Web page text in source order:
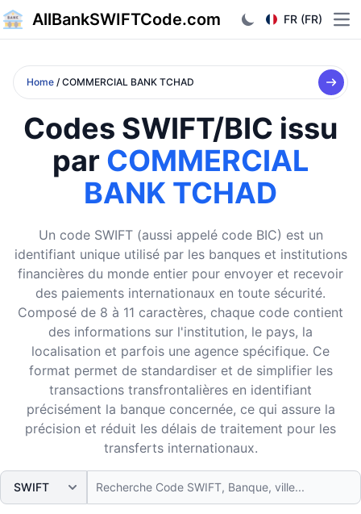
AllBankSWIFTCode.com FR (FR)
Home / COMMERCIAL BANK TCHAD
Codes SWIFT/BIC issu
par COMMERCIAL
BANK TCHAD
Un code SWIFT (aussi appelé code BIC) est un
identifiant unique utilisé par les banques et institutions
financières du monde entier pour envoyer et recevoir
des paiements internationaux en toute sécurité.
Composé de 8 à 11 caractères, chaque code contient
des informations sur l'institution, le pays, la
localisation et parfois une agence spécifique. Ce
format permet de standardiser et de simplifier les
transactions transfrontalières en identifiant
précisément la banque concernée, ce qui assure la
précision et réduit les délais de traitement pour les
transferts internationaux.